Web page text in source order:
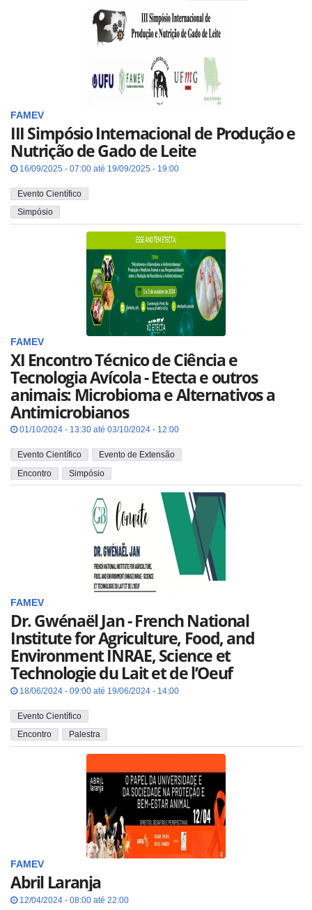
FAMEV
III Simpósio Internacional de Produção e
Nutrição de Gado de Leite
16/09/2025 - 07:00 até 19/09/2025 - 19:00
Evento Científico
Simpósio
FAMEV
XI Encontro Técnico de Ciência e
Tecnologia Avícola - Etecta e outros
animais: Microbioma e Alternativos a
Antimicrobianos
01/10/2024 - 13:30 até 03/10/2024 - 12:00
Evento Científico
Evento de Extensão
Encontro
Simpósio
FAMEV
Dr. Gwénaël Jan - French National
Institute for Agriculture, Food, and
Environment INRAE, Science et
Technologie du Lait et de l’Oeuf
18/06/2024 - 09:00 até 19/06/2024 - 14:00
Evento Científico
Encontro
Palestra
FAMEV
Abril Laranja
12/04/2024 - 08:00 até 22:00